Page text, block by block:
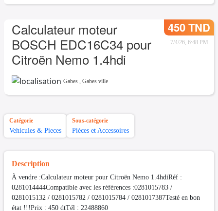
Calculateur moteur
BOSCH EDC16C34 pour
Citroën Nemo 1.4hdi
450 TND
7/4/26, 6:48 PM
Gabes , Gabes ville
Catégorie
Vehicules & Pieces
Sous-catégorie
Pièces et Accessoires
Description
À vendre :Calculateur moteur pour Citroën Nemo 1.4hdiRéf :
0281014444Compatible avec les références :0281015783 /
0281015132 / 0281015782 / 0281015784 / 0281017387Testé en bon
état !!!Prix : 450 dtTél : 22488860